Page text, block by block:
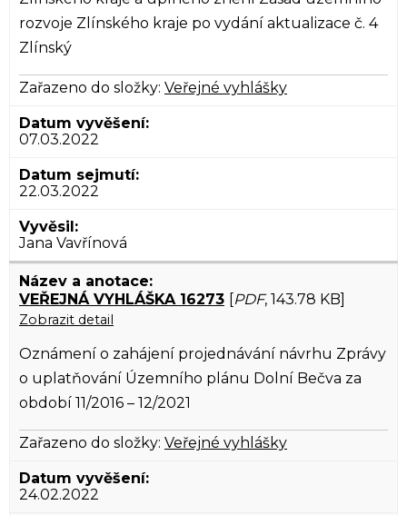
rozvoje Zlínského kraje po vydání aktualizace č. 4
Zlínský
Zařazeno do složky: Veřejné vyhlášky
07.03.2022
22.03.2022
Jana Vavřínová
VEŘEJNÁ VYHLÁŠKA 16273 [PDF, 143.78 KB]
Zobrazit detail
Oznámení o zahájení projednávání návrhu Zprávy
o uplatňování Územního plánu Dolní Bečva za
období 11/2016 – 12/2021
Zařazeno do složky: Veřejné vyhlášky
24.02.2022